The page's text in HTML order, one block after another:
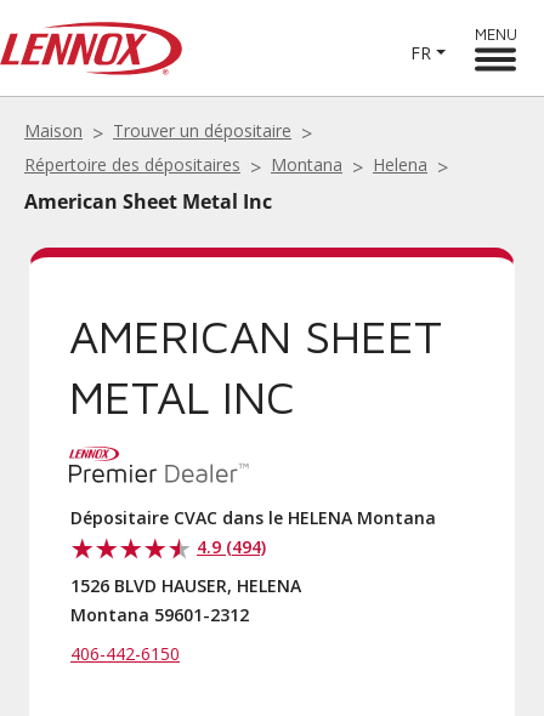
FR
MENU
Maison
Trouver un dépositaire
Répertoire des dépositaires
Montana Helena
American Sheet Metal Inc
AMERICAN SHEET
METAL INC
Dépositaire CVAC dans le HELENA Montana
4.9 (494)
1526 BLVD HAUSER, HELENA
Montana 59601-2312
406-442-6150